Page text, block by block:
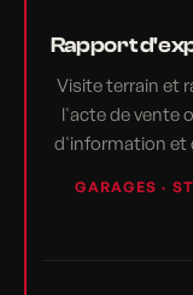
Rapport
Visite terrain et
l'acte de vente
d'information et
GARAGES ·